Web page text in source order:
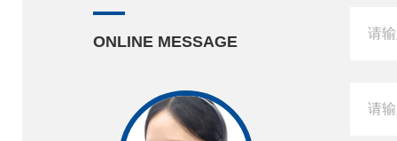
ONLINE MESSAGE